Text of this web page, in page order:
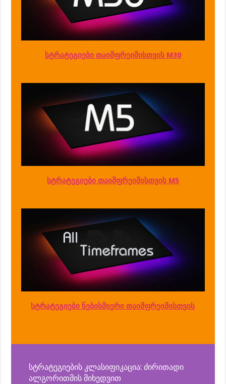
სტრატეგიები თაიმფრეიმისთვის M30
სტრატეგიები თაიმფრეიმისთვის M5
სტრატეგიები ნებისმიერი თაიმფრეიმისთვის
სტრატეგიების კლასიფიკაცია: ძირითადი
ალგორითმის მიხედვით